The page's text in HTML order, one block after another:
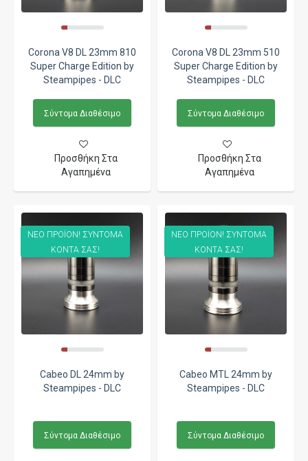
Corona V8 DL 23mm 810
Super Charge Edition by
Steampipes - DLC
Σύντομα Διαθέσιμο
Προσθήκη Στα
Αγαπημένα
Corona V8 DL 23mm 510
Super Charge Edition by
Steampipes - DLC
Σύντομα Διαθέσιμο
Προσθήκη Στα
Αγαπημένα
ΝΕΟ ΠΡΟΪΟΝ! ΣΥΝΤΟΜΑ
ΚΟΝΤΑ ΣΑΣ!
Cabeo DL 24mm by
Steampipes - DLC
Σύντομα Διαθέσιμο
ΝΕΟ ΠΡΟΪΟΝ! ΣΥΝΤΟΜΑ
ΚΟΝΤΑ ΣΑΣ!
Cabeo MTL 24mm by
Steampipes - DLC
Σύντομα Διαθέσιμο